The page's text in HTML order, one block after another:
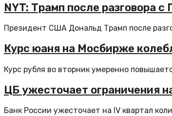
NYT: Трамп после разговора
Президент США Дональд Трамп после
Курс юаня на Мосбирже
Курс рубля во вторник умеренно
ЦБ ужесточает ограничения
Банк России ужесточает на IV квартал